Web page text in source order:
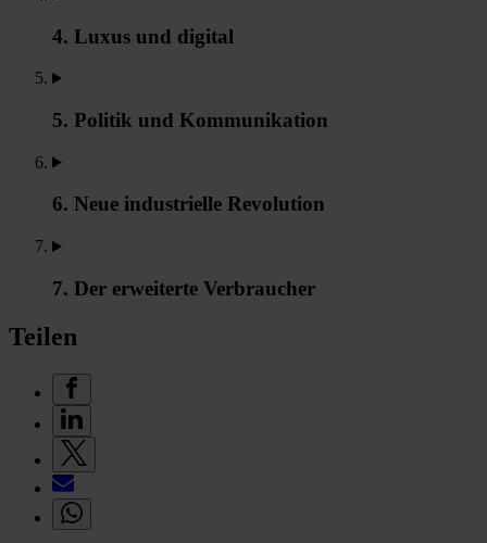
4. Luxus und digital
5. Politik und Kommunikation
6. Neue industrielle Revolution
7. Der erweiterte Verbraucher
Teilen